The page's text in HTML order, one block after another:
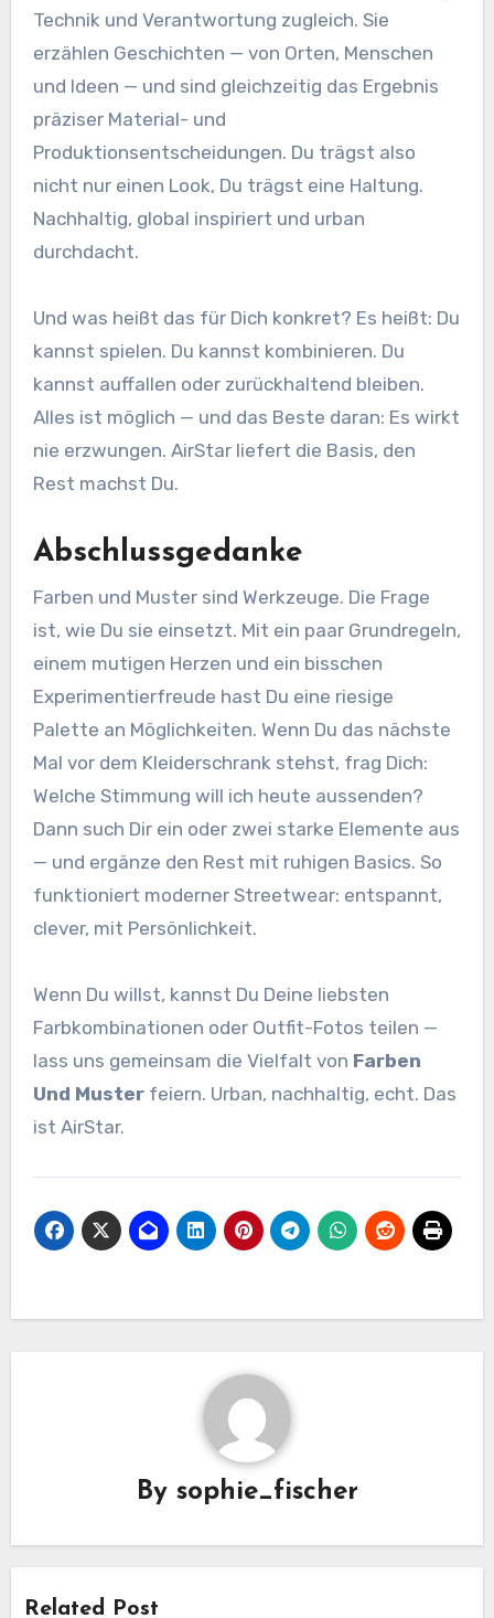
Technik und Verantwortung zugleich. Sie
erzählen Geschichten — von Orten, Menschen
und Ideen — und sind gleichzeitig das Ergebnis
präziser Material- und
Produktionsentscheidungen. Du trägst also
nicht nur einen Look, Du trägst eine Haltung.
Nachhaltig, global inspiriert und urban
durchdacht.
Und was heißt das für Dich konkret? Es heißt: Du
kannst spielen. Du kannst kombinieren. Du
kannst auffallen oder zurückhaltend bleiben.
Alles ist möglich — und das Beste daran: Es wirkt
nie erzwungen. AirStar liefert die Basis, den
Rest machst Du.
Abschlussgedanke
Farben und Muster sind Werkzeuge. Die Frage
ist, wie Du sie einsetzt. Mit ein paar Grundregeln,
einem mutigen Herzen und ein bisschen
Experimentierfreude hast Du eine riesige
Palette an Möglichkeiten. Wenn Du das nächste
Mal vor dem Kleiderschrank stehst, frag Dich:
Welche Stimmung will ich heute aussenden?
Dann such Dir ein oder zwei starke Elemente aus
— und ergänze den Rest mit ruhigen Basics. So
funktioniert moderner Streetwear: entspannt,
clever, mit Persönlichkeit.
Wenn Du willst, kannst Du Deine liebsten
Farbkombinationen oder Outfit-Fotos teilen —
lass uns gemeinsam die Vielfalt von Farben
Und Musterfeiern. Urban, nachhaltig, echt. Das
ist AirStar.
By sophie_fischer
Related Post